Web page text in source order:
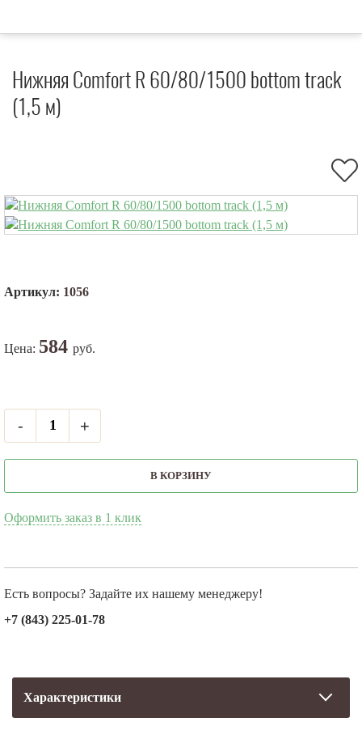
Нижняя Comfort R 60/80/1500 bottom track
(1,5 м)
Артикул: 1056
Цена: 584 руб.
- +
В КОРЗИНУ
Оформить заказ в 1 клик
Есть вопросы? Задайте их нашему менеджеру!
+7 (843) 225-01-78
Характеристики